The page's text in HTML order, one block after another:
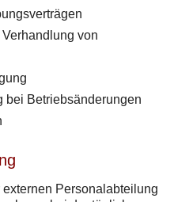
von
bei Betriebsänderungen
Personalabteilung